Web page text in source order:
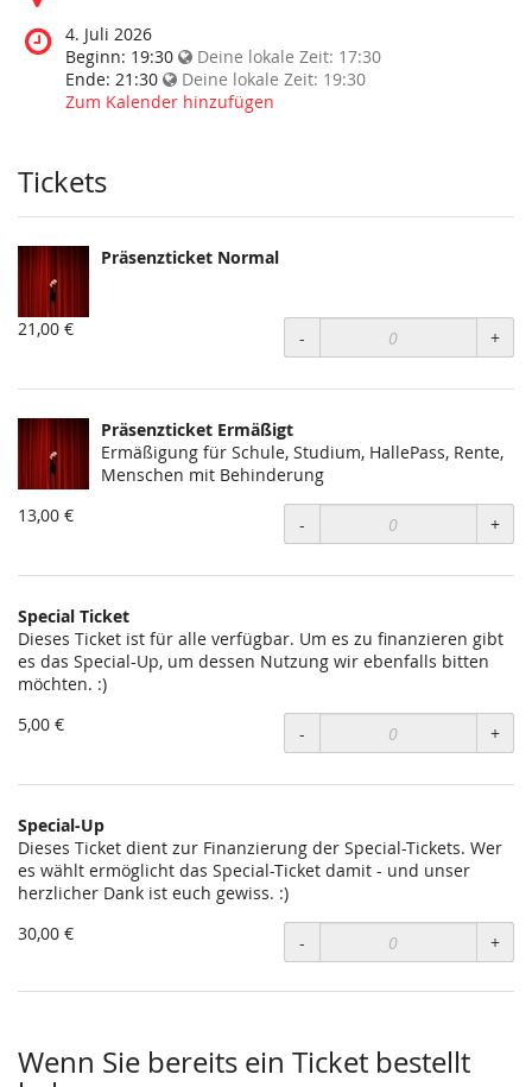
diese
Veranstaltung
statt?
Wann
findet
diese
Veranstaltung
4. Juli 2026
Beginn: 19:30 Deine lokale Zeit: 17:30
Ende: 21:30 Deine lokale Zeit: 19:30
Zum Kalender hinzufügen
Tickets
Präsenzticket Normal
21,00 € - +
Präsenzticket Ermäßigt
Ermäßigung für Schule, Studium, HallePass, Rente,
Menschen mit Behinderung
13,00 €
- +
Special Ticket
Dieses Ticket ist für alle verfügbar. Um es zu finanzieren gibt
es das Special-Up, um dessen Nutzung wir ebenfalls bitten
möchten. :)
5,00 €
- +
Special-Up
Dieses Ticket dient zur Finanzierung der Special-Tickets. Wer
es wählt ermöglicht das Special-Ticket damit - und unser
herzlicher Dank ist euch gewiss. :)
30,00 €
- +
Wenn Sie bereits ein Ticket bestellt